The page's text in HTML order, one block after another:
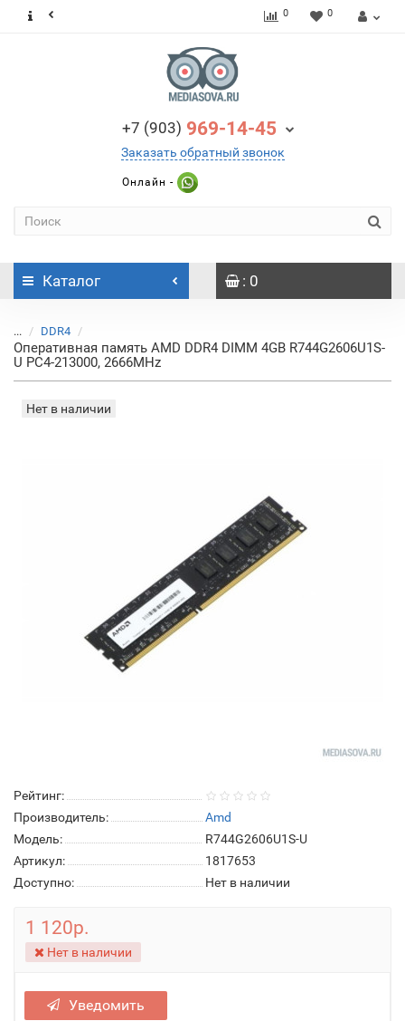
0 0
+7 (903) 969-14-45
Заказать обратный звонок
Онлайн -
Каталог : 0
... DDR4
Оперативная память AMD DDR4 DIMM 4GB R744G2606U1S-
U PC4-213000, 2666MHz
Нет в наличии
Рейтинг:
Производитель:
Amd
Модель:
R744G2606U1S-U
Артикул:
1817653
Доступно:
Нет в наличии
1 120р.
Нет в наличии
Уведомить